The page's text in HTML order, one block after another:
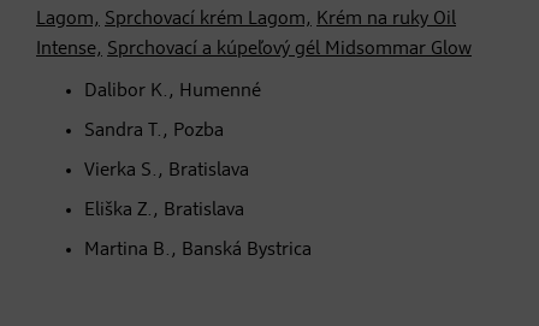
Lagom, Sprchovací krém Lagom, Krém na ruky Oil
Intense, Sprchovací a kúpeľový gél Midsommar Glow
Dalibor K., Humenné
Sandra T., Pozba
Vierka S., Bratislava
Eliška Z., Bratislava
Martina B., Banská Bystrica